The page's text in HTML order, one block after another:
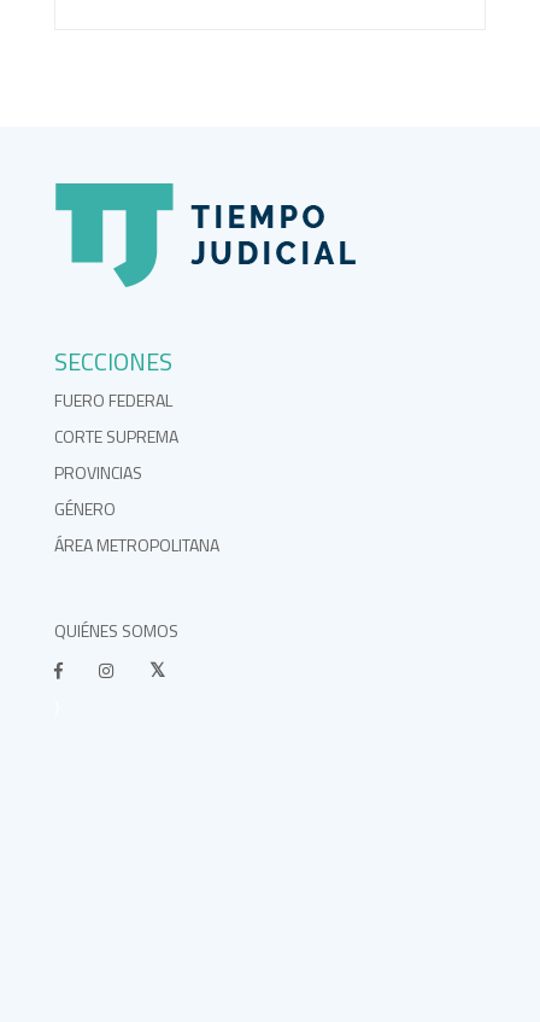
SECCIONES
FUERO FEDERAL
CORTE SUPREMA
PROVINCIAS
GÉNERO
ÁREA METROPOLITANA
QUIÉNES SOMOS